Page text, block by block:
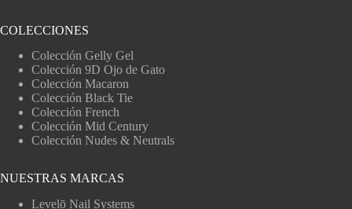
COLECCIONES
Colección Gelly Gel
Colección 9D Ojo de Gato
Colección Macaron
Colección Black Tie
Colección French
Colección Mid Century
Colección Nudes & Neutrals
NUESTRAS MARCAS
Levelō Nail Systems